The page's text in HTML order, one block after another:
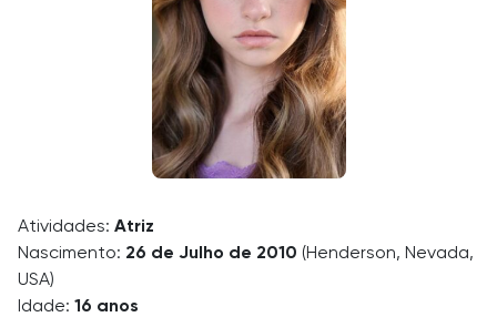
Atividades: Atriz
Nascimento: 26 de Julho de 2010 (Henderson, Nevada,
USA)
Idade: 16 anos